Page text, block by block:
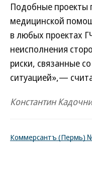
Подобные проекты
медицинской
в любых проектах
неисполнения
риски, связанные
ситуацией»,—
Константин
Коммерсантъ (Пермь)